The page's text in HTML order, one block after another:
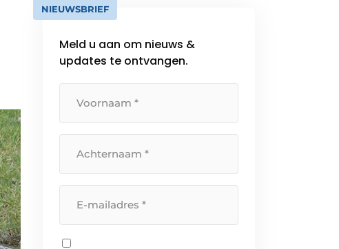
NIEUWSBRIEF
Meld u aan om nieuws &
updates te ontvangen.